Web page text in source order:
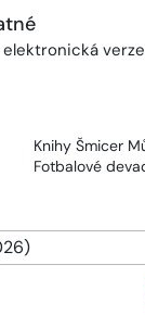
Knihy Šmicer
Fotbalové